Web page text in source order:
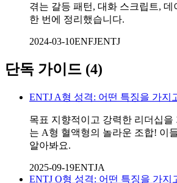
겪는 갈등 패턴, 대화 스크립트,
한 번에 정리했습니다.
2024-03-10ENFJENTJ
단독 가이드 (4)
ENTJ A형 성격: 어떤 특징을 가지
목표 지향적이고 강력한 리더십을
는 A형 혈액형의 놀라운 조합! 이
알아봐요.
2025-09-19ENTJA
ENTJ O형 성격: 어떤 특징을 가지